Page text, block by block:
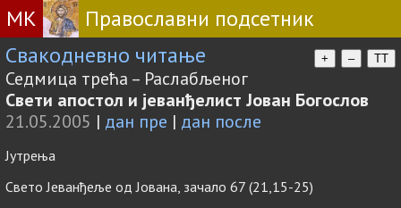
МК
Православни подсетник
Свакодневно читање
+ – TT
Седмица трећа – Раслабљеног
Свети апостол и јеванђелист Јован Богослов
21.05.2005 | дан пре | дан после
Јутрења
Свето Јеванђеље од Јована, зачало 67 (21,15-25)